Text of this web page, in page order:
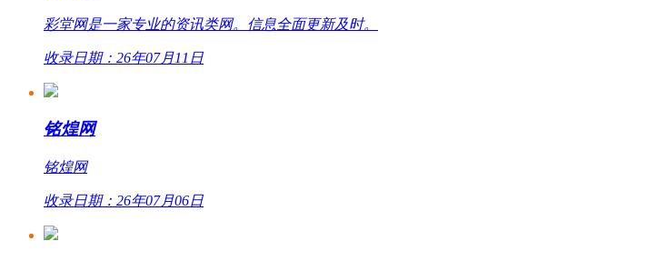
彩堂网是一家专业的资讯类网。信息全面更新及时。
收录日期：26年07月11日
铭煌网
铭煌网
收录日期：26年07月06日